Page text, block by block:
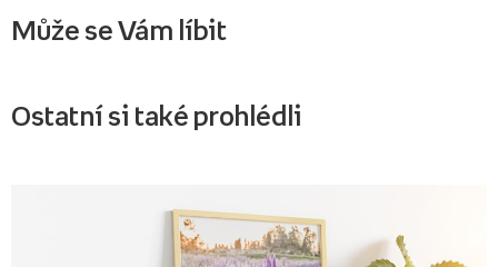
Může se Vám líbit
Ostatní si také prohlédli